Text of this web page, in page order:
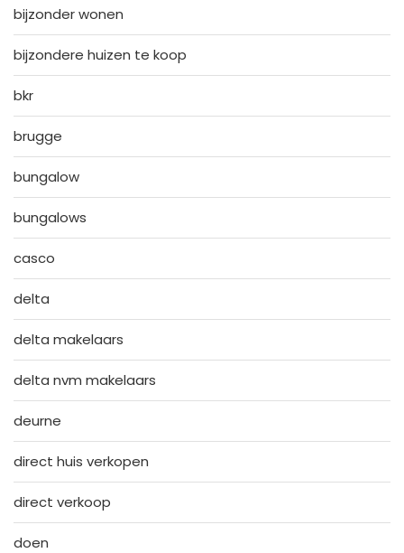
bijzonder wonen
bijzondere huizen te koop
bkr
brugge
bungalow
bungalows
casco
delta
delta makelaars
delta nvm makelaars
deurne
direct huis verkopen
direct verkoop
doen